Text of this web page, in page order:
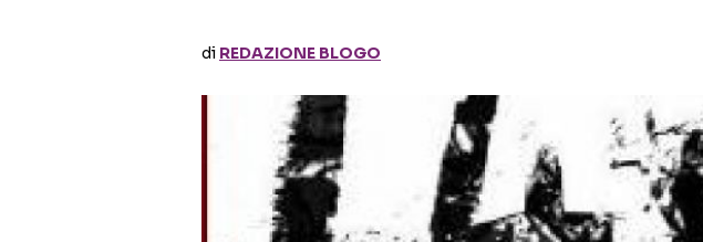
di REDAZIONE BLOGO